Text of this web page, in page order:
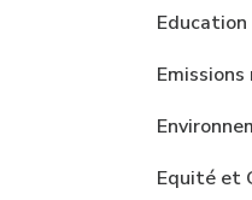
Education
Equité et